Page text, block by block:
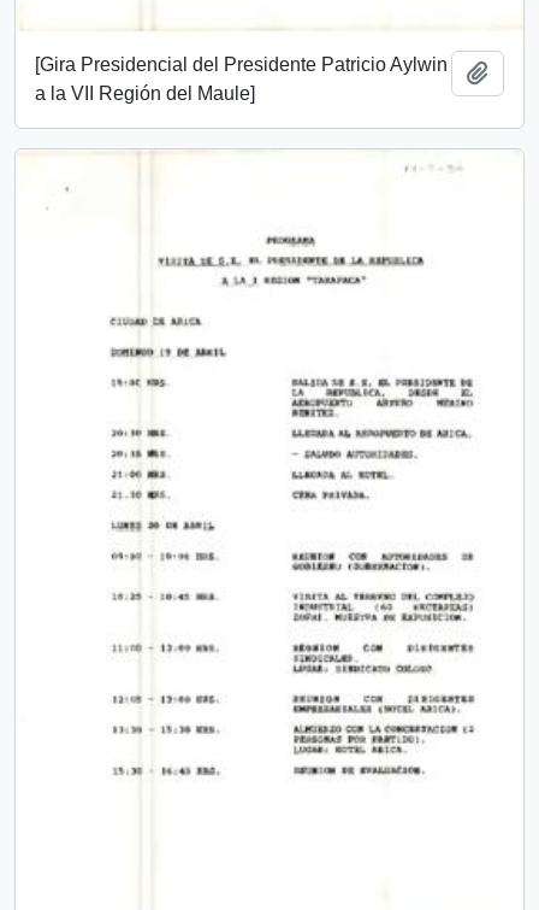
[Gira Presidencial del Presidente Patricio Aylwin
a la VII Región del Maule]